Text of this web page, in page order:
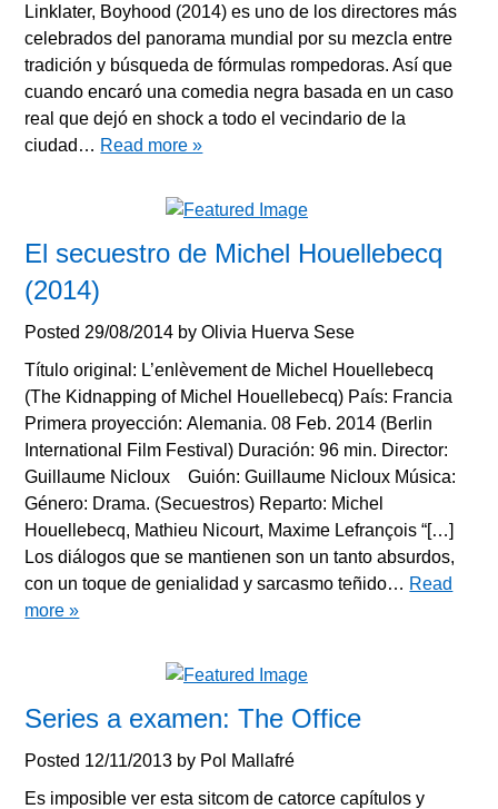
Linklater, Boyhood (2014) es uno de los directores más
celebrados del panorama mundial por su mezcla entre
tradición y búsqueda de fórmulas rompedoras. Así que
cuando encaró una comedia negra basada en un caso
real que dejó en shock a todo el vecindario de la
ciudad… Read more »
El secuestro de Michel Houellebecq
(2014)
Posted 29/08/2014 byOlivia Huerva Sese
Título original: L’enlèvement de Michel Houellebecq
(The Kidnapping of Michel Houellebecq) País: Francia
Primera proyección: Alemania. 08 Feb. 2014 (Berlin
International Film Festival) Duración: 96 min. Director:
Guillaume Nicloux Guión: Guillaume Nicloux Música:
Género: Drama. (Secuestros) Reparto: Michel
Houellebecq, Mathieu Nicourt, Maxime Lefrançois “[…]
Los diálogos que se mantienen son un tanto absurdos,
con un toque de genialidad y sarcasmo teñido… Read
more »
Series a examen: The Office
Posted 12/11/2013 by Pol Mallafré
Es imposible ver esta sitcom de catorce capítulos y